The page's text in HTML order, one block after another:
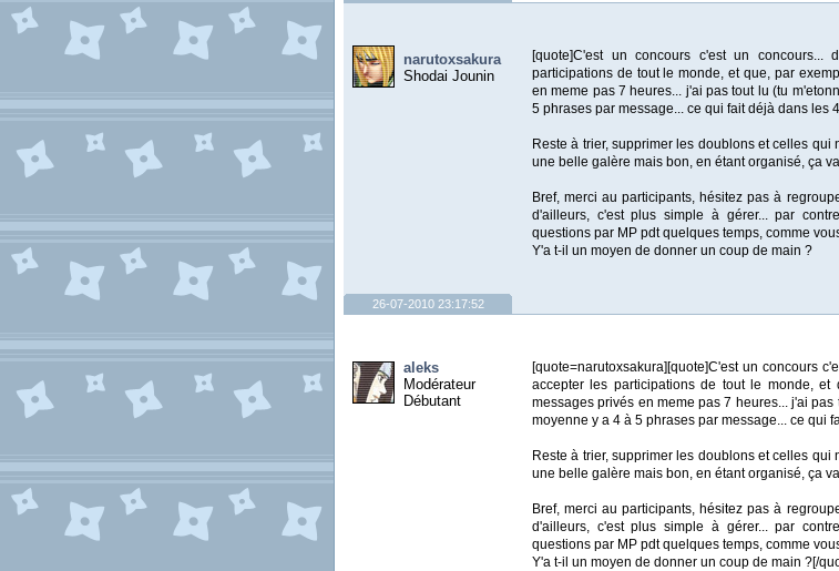
narutoxsakura
Shodai Jounin
[quote]C'est un concours c'est un
participations de tout le monde, et que, par
en meme pas 7 heures... j'ai pas tout lu (tu
5 phrases par message... ce qui fait déjà dans les
Reste à trier, supprimer les doublons et celles
une belle galère mais bon, en étant organisé, ça
Bref, merci au participants, hésitez pas à
d'ailleurs, c'est plus simple à gérer... par
questions par MP pdt quelques temps, comme
Y'a t-il un moyen de donner un coup de main ?
26-07-2010 23:17:52
aleks
Modérateur
Débutant
[quote=narutoxsakura][quote]C'est un concours
accepter les participations de tout le monde,
messages privés en meme pas 7 heures... j'ai
moyenne y a 4 à 5 phrases par message... ce qui
Reste à trier, supprimer les doublons et celles
une belle galère mais bon, en étant organisé, ça
Bref, merci au participants, hésitez pas à
d'ailleurs, c'est plus simple à gérer... par
questions par MP pdt quelques temps, comme
Y'a t-il un moyen de donner un coup de main ?[/